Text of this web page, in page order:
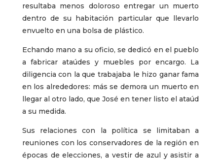
resultaba menos doloroso entregar un muerto
dentro de su habitación particular que llevarlo
envuelto en una bolsa de plástico.
Echando mano a su oficio, se dedicó en el pueblo
a fabricar ataúdes y muebles por encargo. La
diligencia con la que trabajaba le hizo ganar fama
en los alrededores: más se demora un muerto en
llegar al otro lado, que José en tener listo el ataúd
a su medida.
Sus relaciones con la política se limitaban a
reuniones con los conservadores de la región en
épocas de elecciones, a vestir de azul y asistir a